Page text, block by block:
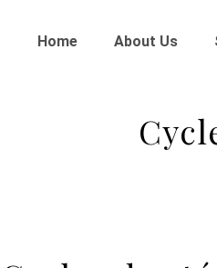
Home About Us